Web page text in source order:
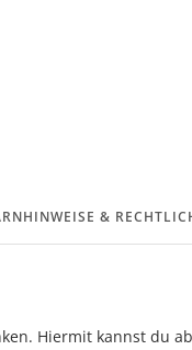
&
Hiermit kannst du